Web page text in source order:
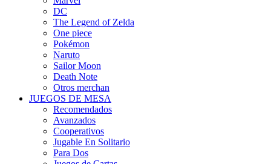
DC
The Legend of Zelda
One piece
Pokémon
Naruto
Sailor Moon
Death Note
Otros merchan
JUEGOS DE MESA
Recomendados
Avanzados
Cooperativos
Jugable En Solitario
Para Dos